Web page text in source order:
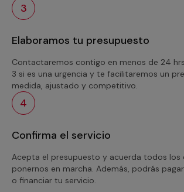
3
Elaboramos tu presupuesto
Contactaremos contigo en menos de 24
3 si es una urgencia y te facilitaremos un
medida, ajustado y competitivo.
4
Confirma el servicio
Acepta el presupuesto y acuerda todos los
ponernos en marcha. Además, podrás
o financiar tu servicio.